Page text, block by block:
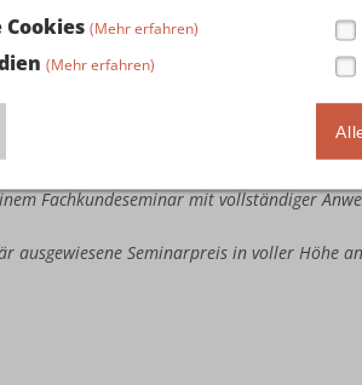
(Mehr erfahren)
(Mehr erfahren)
Güterkraftverkehr & Taxi-/
Taxi-/Mietwagenverkehr) sowie 386,25 €
Fachkundeseminar mit vollständiger
bei der IHK vorweisen.
in Höhe von 487,50 € (Vollzeit
Güterkraftverkehr & Taxi-/
Taxi-/Mietwagenverkehr) sowie 772,50 €
Fachkundeseminar mit vollständiger
ausgewiesene Seminarpreis in voller Höhe